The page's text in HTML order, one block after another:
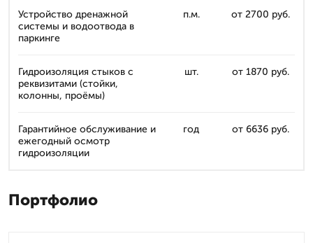
Устройство дренажной
системы и водоотвода в
паркинге
п.м. от 2700 руб.
Гидроизоляция стыков с
реквизитами (стойки,
колонны, проёмы)
шт. от 1870 руб.
Гарантийное обслуживание и
ежегодный осмотр
гидроизоляции
год от 6636 руб.
Портфолио